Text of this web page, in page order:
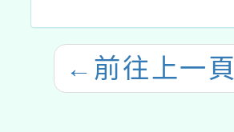
← 前往上一頁